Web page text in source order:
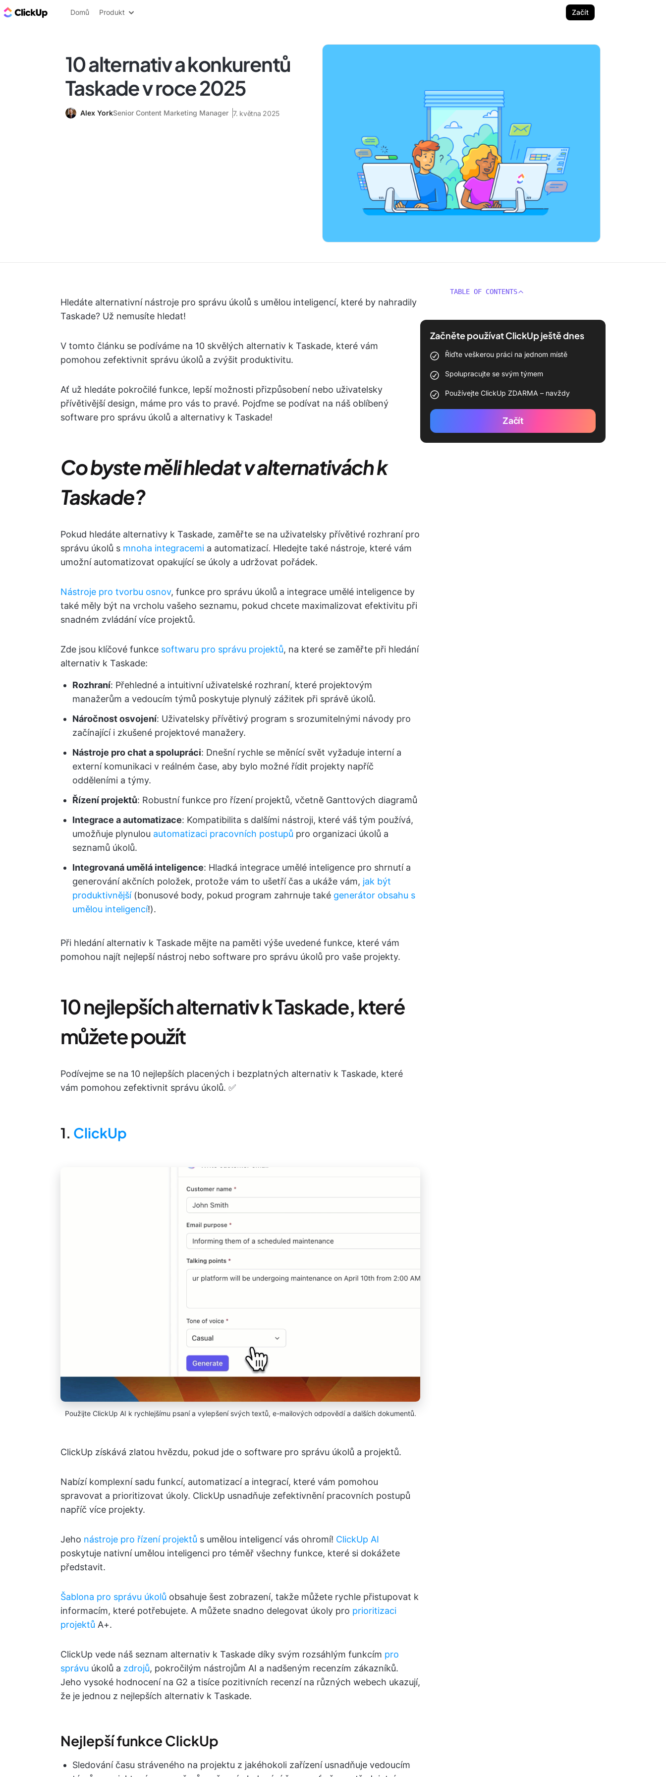
ClickUp blog
Domů Produkt Začít
10 alternativ a konkurentů
Taskade v roce 2025
Alex YorkSenior Content Marketing Manager 7. května 2025
Hledáte alternativní nástroje pro správu úkolů s umělou inteligencí, které by nahradily
Taskade? Už nemusíte hledat!
V tomto článku se podíváme na 10 skvělých alternativ k Taskade, které vám
pomohou zefektivnit správu úkolů a zvýšit produktivitu.
Ať už hledáte pokročilé funkce, lepší možnosti přizpůsobení nebo uživatelsky
přívětivější design, máme pro vás to pravé. Pojďme se podívat na náš oblíbený
software pro správu úkolů a alternativy k Taskade!
Co byste měli hledat v alternativách k
Taskade?
Pokud hledáte alternativy k Taskade, zaměřte se na uživatelsky přívětivé rozhraní pro
správu úkolů s mnoha integracemi a automatizací. Hledejte také nástroje, které vám
umožní automatizovat opakující se úkoly a udržovat pořádek.
Nástroje pro tvorbu osnov, funkce pro správu úkolů a integrace umělé inteligence by
také měly být na vrcholu vašeho seznamu, pokud chcete maximalizovat efektivitu při
snadném zvládání více projektů.
Zde jsou klíčové funkce softwaru pro správu projektů, na které se zaměřte při hledání
alternativ k Taskade:
Rozhraní: Přehledné a intuitivní uživatelské rozhraní, které projektovým
manažerům a vedoucím týmů poskytuje plynulý zážitek při správě úkolů.
Náročnost osvojení: Uživatelsky přívětivý program s srozumitelnými návody pro
začínající i zkušené projektové manažery.
Nástroje pro chat a spolupráci: Dnešní rychle se měnící svět vyžaduje interní a
externí komunikaci v reálném čase, aby bylo možné řídit projekty napříč
odděleními a týmy.
Řízení projektů: Robustní funkce pro řízení projektů, včetně Ganttových diagramů
Integrace a automatizace: Kompatibilita s dalšími nástroji, které váš tým používá,
umožňuje plynulou automatizaci pracovních postupů pro organizaci úkolů a
seznamů úkolů.
Integrovaná umělá inteligence: Hladká integrace umělé inteligence pro shrnutí a
generování akčních položek, protože vám to ušetří čas a ukáže vám, jak být
produktivnější(bonusové body, pokud program zahrnuje také generátor obsahu s
umělou inteligencí!).
Při hledání alternativ k Taskade mějte na paměti výše uvedené funkce, které vám
pomohou najít nejlepší nástroj nebo software pro správu úkolů pro vaše projekty.
10 nejlepších alternativ k Taskade, které
můžete použít
Podívejme se na 10 nejlepších placených i bezplatných alternativ k Taskade, které
vám pomohou zefektivnit správu úkolů. ✅
1. ClickUp
Použijte ClickUp AI k rychlejšímu psaní a vylepšení svých textů, e-mailových odpovědí a dalších dokumentů.
ClickUp získává zlatou hvězdu, pokud jde o software pro správu úkolů a projektů.
Nabízí komplexní sadu funkcí, automatizací a integrací, které vám pomohou
spravovat a prioritizovat úkoly. ClickUp usnadňuje zefektivnění pracovních postupů
napříč více projekty.
Jeho nástroje pro řízení projektů s umělou inteligencí vás ohromí! ClickUp AI
poskytuje nativní umělou inteligenci pro téměř všechny funkce, které si dokážete
představit.
Šablona pro správu úkolů obsahuje šest zobrazení, takže můžete rychle přistupovat k
informacím, které potřebujete. A můžete snadno delegovat úkoly pro prioritizaci
projektů A+.
ClickUp vede náš seznam alternativ k Taskade díky svým rozsáhlým funkcím pro
správu úkolů a zdrojů, pokročilým nástrojům AI a nadšeným recenzím zákazníků.
Jeho vysoké hodnocení na G2 a tisíce pozitivních recenzí na různých webech ukazují,
že je jednou z nejlepších alternativ k Taskade.
Nejlepší funkce ClickUp
Sledování času stráveného na projektu z jakéhokoli zařízení usnadňuje vedoucím
TABLE OF CONTENTS
Začněte používat ClickUp ještě dnes
Řiďte veškerou práci na jednom místě
Spolupracujte se svým týmem
Používejte ClickUp ZDARMA – navždy
Začít